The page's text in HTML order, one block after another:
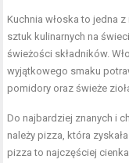
Kuchnia włoska to jedna
sztuk kulinarnych na
świeżości składników.
wyjątkowego smaku
pomidory oraz świeże
Do najbardziej znanych i
należy pizza, która
pizza to najczęściej